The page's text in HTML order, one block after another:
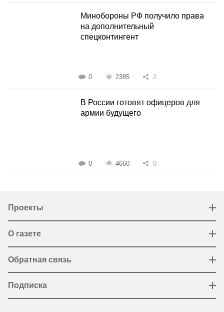
Минобороны РФ получило права
на дополнительный
спецконтингент
0 2385 2
В России готовят офицеров для
армии будущего
0 4660 0
Проекты
О газете
Обратная связь
Подписка